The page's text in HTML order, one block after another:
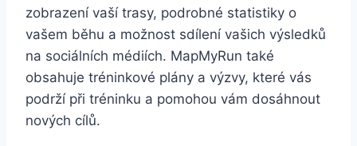
zobrazení vaší trasy, podrobné statistiky o
vašem běhu a možnost sdílení vašich výsledků
na sociálních médiích. MapMyRun také
obsahuje tréninkové plány a výzvy, které vás
podrží při tréninku a pomohou vám dosáhnout
nových cílů.